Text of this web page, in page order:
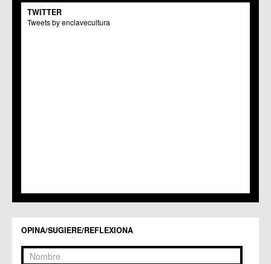
C.M. El Carmen
Centros Culturales
C.C. Puertas de Castilla
C.C. Zarandona
TWITTER
Tweets by enclavecultura
OPINA/SUGIERE/REFLEXIONA